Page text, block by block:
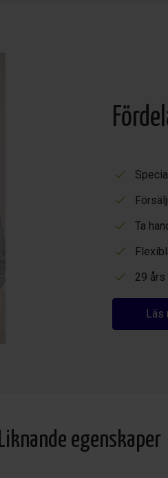
Ta
29
Läs
Liknande egenskaper